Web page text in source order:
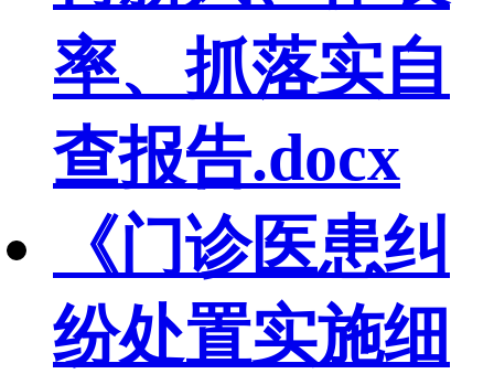
率、抓落实自
查报告.docx
《门诊医患纠
纷处置实施细